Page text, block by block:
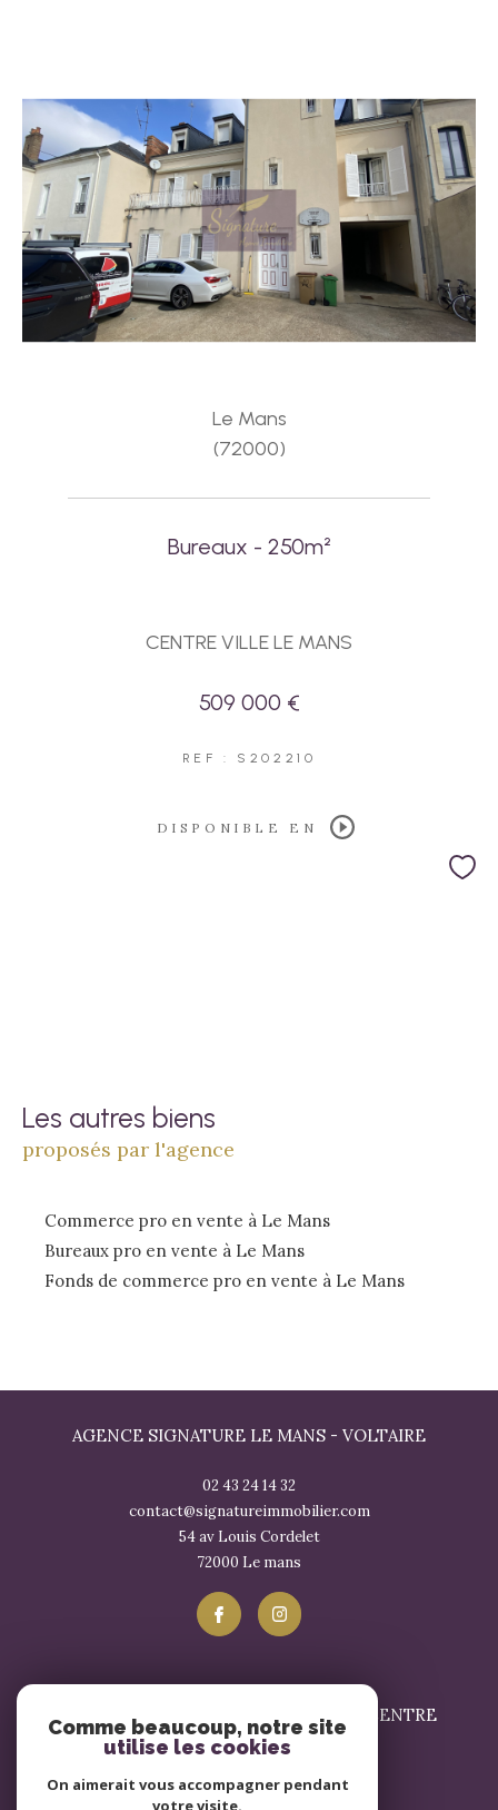
Le Mans
(72000)
Bureaux - 250m²
CENTRE VILLE LE MANS
509 000 €
REF : S202210
DISPONIBLE EN
Les autres biens
proposés par l'agence
Commerce pro en vente à Le Mans
Bureaux pro en vente à Le Mans
Fonds de commerce pro en vente à Le Mans
AGENCE SIGNATURE LE MANS - VOLTAIRE
02 43 24 14 32
contact@signatureimmobilier.com
54 av Louis Cordelet
72000
le mans
SIGNATURE IMMOBILIER LE MANS - CENTRE
contact@signatureimmobilier.com
Comme beaucoup, notre site
utilise les cookies
On aimerait vous accompagner pendant
votre visite.